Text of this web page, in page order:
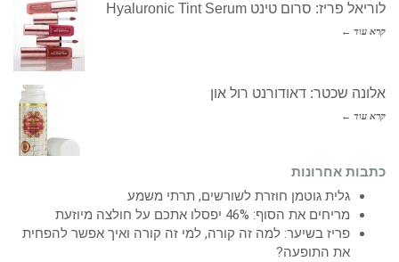
לוריאל פריז: סרום טינט Hyaluronic Tint Serum
קרא עוד ←
אלונה שכטר: דאודורנט רול און
קרא עוד ←
כתבות אחרונות
גלית גוטמן חוזרת לשורשים, תרתי משמע
מריחים את הסוף: 46% יפסלו אתכם על חולצה מיוזעת
פריז בשיער: למה זה קורה, למי זה קורה ואיך אפשר להפחית
את התופעה?